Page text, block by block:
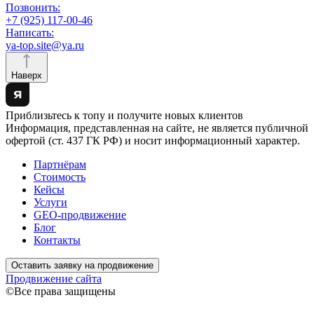
Позвонить:
+7 (925) 117-00-46
Написать:
ya-top.site@ya.ru
Наверх
Приблизьтесь к топу и получите новых клиентов
Информация, представленная на сайте, не является публичной
офертой (ст. 437 ГК РФ) и носит информационный характер.
Партнёрам
Стоимость
Кейсы
Услуги
GEO-продвижение
Блог
Контакты
Оставить заявку на продвижение
Продвижение сайта
©Все права защищены